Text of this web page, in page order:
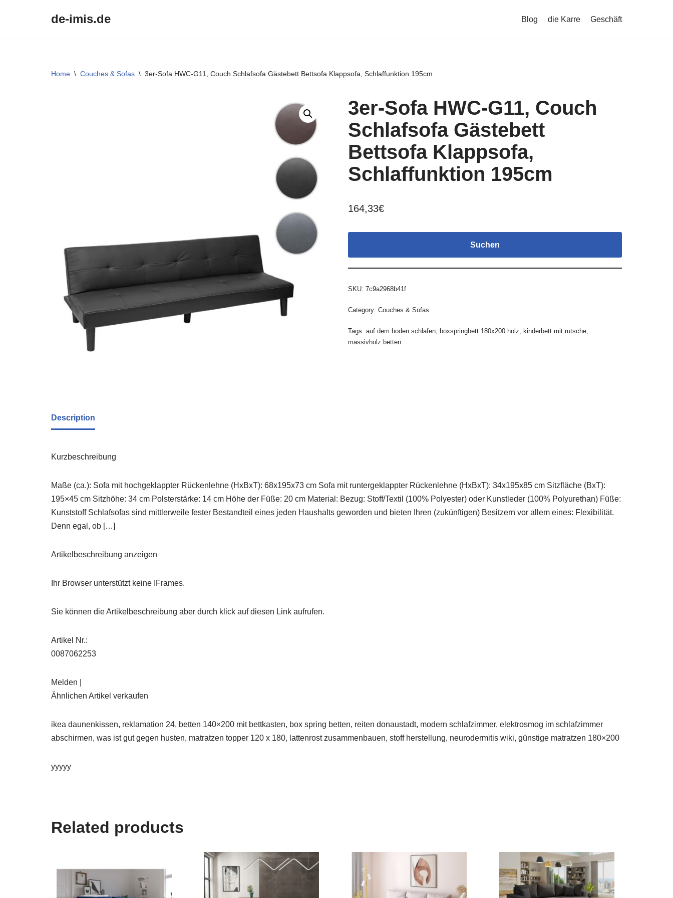
de-imis.de Blog die Karre Geschäft
Home \ Couches & Sofas \ 3er-Sofa HWC-G11, Couch Schlafsofa Gästebett Bettsofa Klappsofa, Schlaffunktion 195cm
3er-Sofa HWC-G11, Couch
Schlafsofa Gästebett
Bettsofa Klappsofa,
Schlaffunktion 195cm
164,33€
Suchen
SKU: 7c9a2968b41f
Category: Couches & Sofas
Tags: auf dem boden schlafen, boxspringbett 180x200 holz, kinderbett mit rutsche,
massivholz betten
Description
Kurzbeschreibung
Maße (ca.): Sofa mit hochgeklappter Rückenlehne (HxBxT): 68x195x73 cm Sofa mit runtergeklappter Rückenlehne (HxBxT): 34x195x85 cm Sitzfläche (BxT):
195×45 cm Sitzhöhe: 34 cm Polsterstärke: 14 cm Höhe der Füße: 20 cm Material: Bezug: Stoff/Textil (100% Polyester) oder Kunstleder (100% Polyurethan) Füße:
Kunststoff Schlafsofas sind mittlerweile fester Bestandteil eines jeden Haushalts geworden und bieten Ihren (zukünftigen) Besitzern vor allem eines: Flexibilität.
Denn egal, ob […]
Artikelbeschreibung anzeigen
Ihr Browser unterstützt keine IFrames.
Sie können die Artikelbeschreibung aber durch klick auf diesen Link aufrufen.
Artikel Nr.:
0087062253
Melden |
Ähnlichen Artikel verkaufen
ikea daunenkissen, reklamation 24, betten 140×200 mit bettkasten, box spring betten, reiten donaustadt, modern schlafzimmer, elektrosmog im schlafzimmer
abschirmen, was ist gut gegen husten, matratzen topper 120 x 180, lattenrost zusammenbauen, stoff herstellung, neurodermitis wiki, günstige matratzen 180×200
yyyyy
Related products